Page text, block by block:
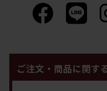
ご注文・商品に関す